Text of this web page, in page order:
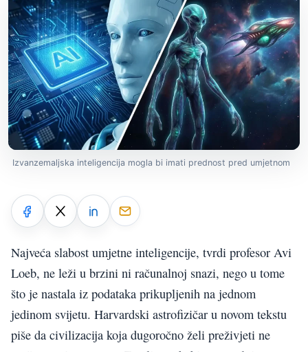
Izvanzemaljska inteligencija mogla bi imati prednost pred umjetnom
Najveća slabost umjetne inteligencije, tvrdi profesor Avi
Loeb, ne leži u brzini ni računalnoj snazi, nego u tome
što je nastala iz podataka prikupljenih na jednom
jedinom svijetu. Harvardski astrofizičar u novom tekstu
piše da civilizacija koja dugoročno želi preživjeti ne